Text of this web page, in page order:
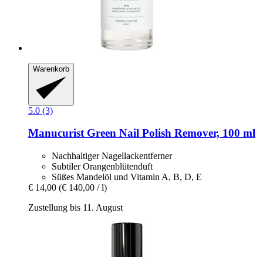
Warenkorb
5.0 (3)
ManucuristGreen Nail Polish Remover, 100 ml
Nachhaltiger Nagellackentferner
Subtiler Orangenblütenduft
Süßes Mandelöl und Vitamin A, B, D, E
€ 14,00 (€ 140,00 / l)
Zustellung bis 11. August